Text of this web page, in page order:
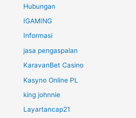
Hubungan
IGAMING
Informasi
jasa pengaspalan
KaravanBet Casino
Kasyno Online PL
king johnnie
Layartancap21